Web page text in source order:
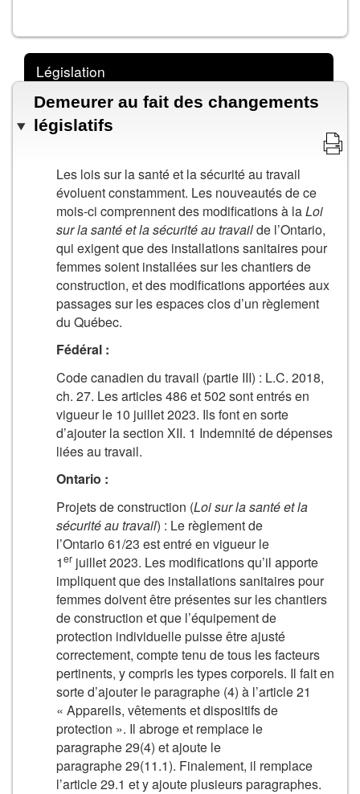
Législation
Demeurer au fait des changements
législatifs
Les lois sur la santé et la sécurité au travail
évoluent constamment. Les nouveautés de ce
mois-ci comprennent des modifications à laLoi
sur la santé et la sécurité au travailde l’Ontario,
qui exigent que des installations sanitaires pour
femmes soient installées sur les chantiers de
construction, et des modifications apportées aux
passages sur les espaces clos d’un règlement
du Québec.
Fédéral :
Code canadien du travail (partie III) : L.C. 2018,
ch. 27. Les articles 486 et 502 sont entrés en
vigueur le 10 juillet 2023. Ils font en sorte
d’ajouter la section XII. 1 Indemnité de dépenses
liées au travail.
Ontario :
Projets de construction (Loi sur la santé et la
sécurité au travail) : Le règlement de
l’Ontario 61/23 est entré en vigueur le
1er juillet 2023. Les modifications qu’il apporte
impliquent que des installations sanitaires pour
femmes doivent être présentes sur les chantiers
de construction et que l’équipement de
protection individuelle puisse être ajusté
correctement, compte tenu de tous les facteurs
pertinents, y compris les types corporels. Il fait en
sorte d’ajouter le paragraphe (4) à l’article 21
« Appareils, vêtements et dispositifs de
protection ». Il abroge et remplace le
paragraphe 29(4) et ajoute le
paragraphe 29(11.1). Finalement, il remplace
l’article 29.1 et y ajoute plusieurs paragraphes.